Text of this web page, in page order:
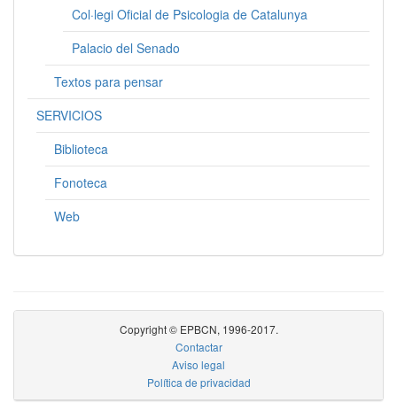
Col·legi Oficial de Psicologia de Catalunya
Palacio del Senado
Textos para pensar
SERVICIOS
Biblioteca
Fonoteca
Web
Copyright © EPBCN, 1996-2017.
Contactar
Aviso legal
Política de privacidad